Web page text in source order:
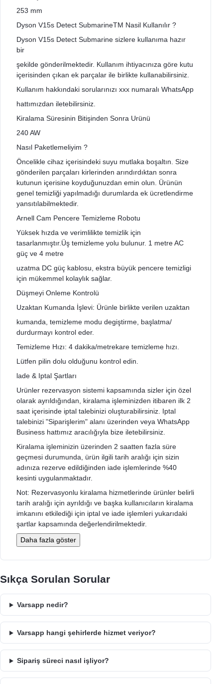
253 mm
Dyson V15s Detect SubmarineTM Nasil Kullanılır ?
Dyson V15s Detect Submarine sizlere kullanıma hazır
bir
şekilde gönderilmektedir. Kullanım ihtiyacınıza göre kutu
içerisinden çıkan ek parçalar ile birlikte kullanabilirsiniz.
Kullanım hakkındaki sorularınızı xxx numaralı WhatsApp
hattımızdan iletebilirsiniz.
Kiralama Süresinin Bitişinden Sonra Urünü
240 AW
Nasıl Paketlemeliyim ?
Öncelikle cihaz içerisindeki suyu mutlaka boşaltın. Size
gönderilen parçaları kirlerinden arındırdıktan sonra
kutunun içerisine koyduğunuzdan emin olun. Ürünün
genel temizliği yapılmadığı durumlarda ek ücretlendirme
yansıtılabilmektedir.
Arnell Cam Pencere Temizleme Robotu
Yüksek hızda ve verimlilikte temizlik için
tasarlanmıştır.Üş temizleme yolu bulunur. 1 metre AC
güç ve 4 metre
uzatma DC güç kablosu, ekstra büyük pencere temizligi
için mükemmel kolaylık sağlar.
Düşmeyi Onleme Kontrolü
Uzaktan Kumanda İşlevi: Ürünle birlikte verilen uzaktan
kumanda, temizleme modu degiştirme, başlatma/
durdurmayı kontrol eder.
Temizleme Hızı: 4 dakika/metrekare temizleme hızı.
Lütfen pilin dolu olduğunu kontrol edin.
lade & Iptal Şartları
Urünler rezervasyon sistemi kapsamında sizler için özel
olarak ayrıldığından, kiralama işleminizden itibaren ilk 2
saat içerisinde iptal talebinizi oluşturabilirsiniz. Iptal
talebinizi "Siparişlerim" alanı üzerinden veya WhatsApp
Business hattımız aracılığıyla bize iletebilirsiniz.
Kiralama işleminizin üzerinden 2 saatten fazla süre
geçmesi durumunda, ürün ilgili tarih aralığı için sizin
adınıza rezerve edildiğinden iade işlemlerinde %40
kesinti uygulanmaktadır.
Not: Rezervasyonlu kiralama hizmetlerinde ürünler belirli
tarih aralığı için ayrıldığı ve başka kullanıcıların kiralama
imkanını etkilediği için iptal ve iade işlemleri yukarıdaki
şartlar kapsamında değerlendirilmektedir.
Daha fazla göster
Sıkça Sorulan Sorular
Varsapp nedir?
Varsapp hangi şehirlerde hizmet veriyor?
Sipariş süreci nasıl işliyor?